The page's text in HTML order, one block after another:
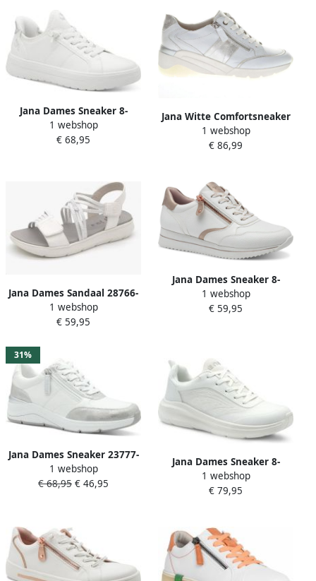
Jana Dames Sneaker 8-
23764-45 191 H-breedte
1 webshop
€ 68,95
Jana Witte Comfortsneaker
Wit
1 webshop
€ 86,99
Jana Dames Sandaal 28766-
191 Wit Wijdte H
1 webshop
€ 59,95
Jana Dames Sneaker 8-
23774-43 152 H-breedte
1 webshop
€ 59,95
31%
Jana Dames Sneaker 23777-
191 Wit Zilver Wijdte H
1 webshop
€ 68,95 € 46,95
Jana Dames Sneaker 8-
23910-43 100
1 webshop
€ 79,95